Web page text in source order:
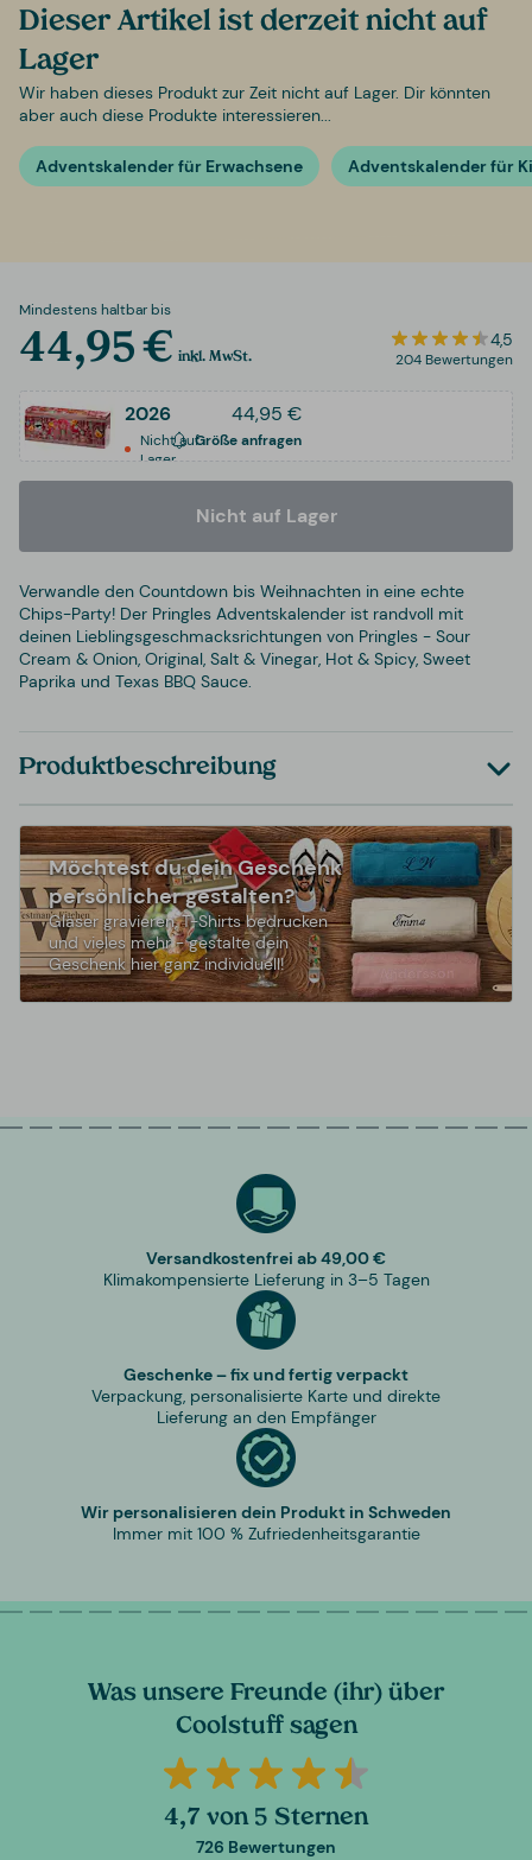
Dieser Artikel ist derzeit nicht auf
Lager
Wir haben dieses Produkt zur Zeit nicht auf Lager. Dir könnten
aber auch diese Produkte interessieren...
Adventskalender für Erwachsene Adventskalender für
Mindestens haltbar bis
44,95 € inkl. MwSt.
4,5
204 Bewertungen
2026 44,95 €
Nicht auf
Lager
Größe anfragen
Nicht auf Lager
Verwandle den Countdown bis Weihnachten in eine echte
Chips-Party! Der Pringles Adventskalender ist randvoll mit
deinen Lieblingsgeschmacksrichtungen von Pringles - Sour
Cream & Onion, Original, Salt & Vinegar, Hot & Spicy, Sweet
Paprika und Texas BBQ Sauce.
Produktbeschreibung
Möchtest du dein Geschenk
persönlicher gestalten?
Gläser gravieren, T-Shirts bedrucken
und vieles mehr - gestalte dein
Geschenk hier ganz individuell!
Versandkostenfrei ab 49,00 €
Klimakompensierte Lieferung in 3–5 Tagen
Geschenke – fix und fertig verpackt
Verpackung, personalisierte Karte und direkte
Lieferung an den Empfänger
Wir personalisieren dein Produkt in Schweden
Immer mit 100 % Zufriedenheitsgarantie
Was unsere Freunde (ihr) über
Coolstuff sagen
4,7 von 5 Sternen
726 Bewertungen